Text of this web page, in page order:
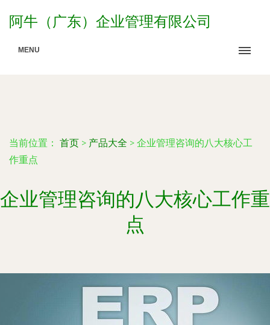
阿牛（广东）企业管理有限公司
MENU
当前位置： 首页 > 产品大全 > 企业管理咨询的八大核心工
作重点
企业管理咨询的八大核心工作重
点